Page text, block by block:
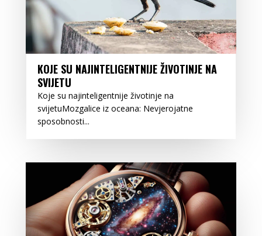
KOJE SU NAJINTELIGENTNIJE ŽIVOTINJE NA
SVIJETU
Koje su najinteligentnije životinje na
svijetuMozgalice iz oceana: Nevjerojatne
sposobnosti...